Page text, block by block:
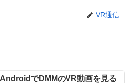
VR通信
AndroidでDMMのVR動画を見る